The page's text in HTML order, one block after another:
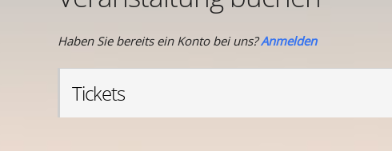
Haben Sie bereits ein Konto bei uns?Anmelden
Tickets